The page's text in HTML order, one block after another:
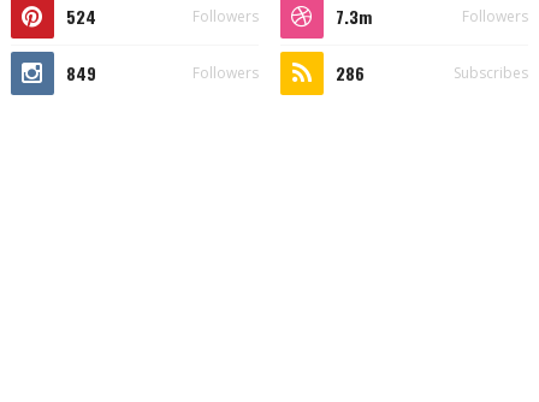
524 Followers 7.3m Followers
849 Followers 286 Subscribes